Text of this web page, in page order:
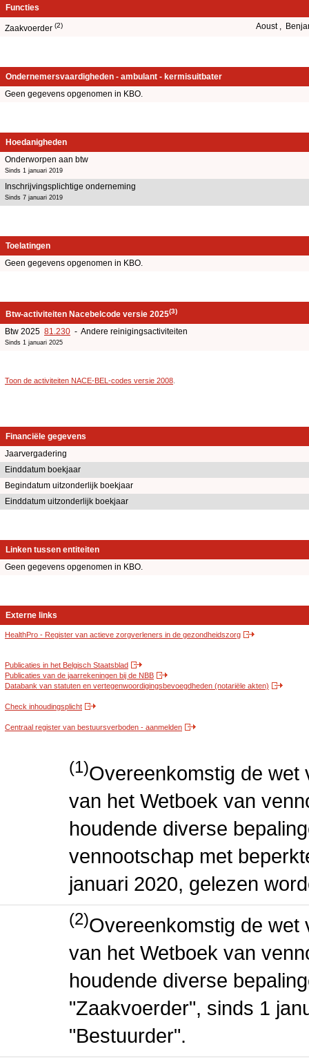
Functies
Zaakvoerder (2) Aoust ,
Ondernemersvaardigheden - ambulant - kermisuitbater
Geen gegevens opgenomen in KBO.
Hoedanigheden
Onderworpen aan btw
Sinds 1 januari 2019
Inschrijvingsplichtige onderneming
Sinds 7 januari 2019
Toelatingen
Geen gegevens opgenomen in KBO.
Btw-activiteiten Nacebelcode versie 2025(3)
Btw 2025 81.230 - Andere reinigingsactiviteiten
Sinds 1 januari 2025
Toon de activiteiten NACE-BEL-codes versie 2008
Financiële gegevens
Jaarvergadering
Einddatum boekjaar
Begindatum uitzonderlijk boekjaar
Einddatum uitzonderlijk boekjaar
Linken tussen entiteiten
Geen gegevens opgenomen in KBO.
Externe links
HealthPro - Register van actieve zorgverleners in de gezondheidszorg
Publicaties in het Belgisch Staatsblad
Publicaties van de jaarrekeningen bij de NBB
Databank van statuten en vertegenwoordigingsbevoegdheden (notariële akten)
Check inhoudingsplicht
Centraal register van bestuursverboden - aanmelden
(1)Overeenkomstig de wet
van het Wetboek van
houdende diverse
vennootschap met
januari 2020, gelezen
(2)Overeenkomstig de wet
van het Wetboek van
houdende diverse
"Zaakvoerder", sinds 1
"Bestuurder".